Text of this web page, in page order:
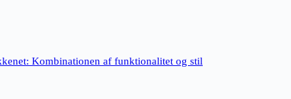
Kombinationen af funktionalitet og stil